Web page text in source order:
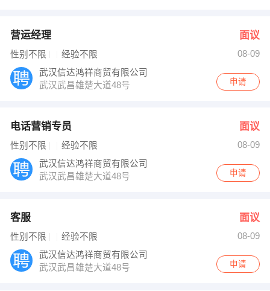
营运经理 面议
性别不限 经验不限
08-09
武汉信达鸿祥商贸有限公司
武汉武昌雄楚大道48号
申请
电话营销专员 面议
性别不限 经验不限
08-09
武汉信达鸿祥商贸有限公司
武汉武昌雄楚大道48号
申请
客服 面议
性别不限 经验不限
08-09
武汉信达鸿祥商贸有限公司
武汉武昌雄楚大道48号
申请